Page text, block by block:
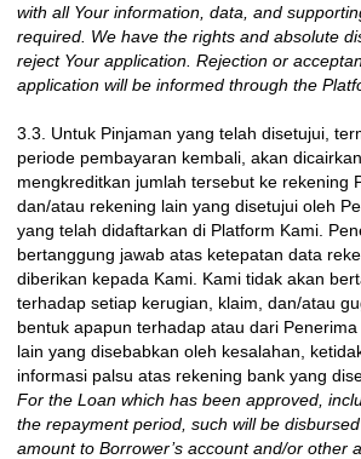
with all Your information, data, and
required. We have the rights and absolute
reject Your application. Rejection or
application will be informed through the
3.3. Untuk Pinjaman yang telah disetujui,
periode pembayaran kembali, akan
mengkreditkan jumlah tersebut ke rekening
dan/atau rekening lain yang disetujui oleh
yang telah didaftarkan di Platform Kami.
bertanggung jawab atas ketepatan data
diberikan kepada Kami. Kami tidak akan
terhadap setiap kerugian, klaim, dan/atau
bentuk apapun terhadap atau dari
lain yang disebabkan oleh kesalahan,
informasi palsu atas rekening bank yang
For the Loan which has been approved,
the repayment period, such will be
amount to Borrower’s account and/or other